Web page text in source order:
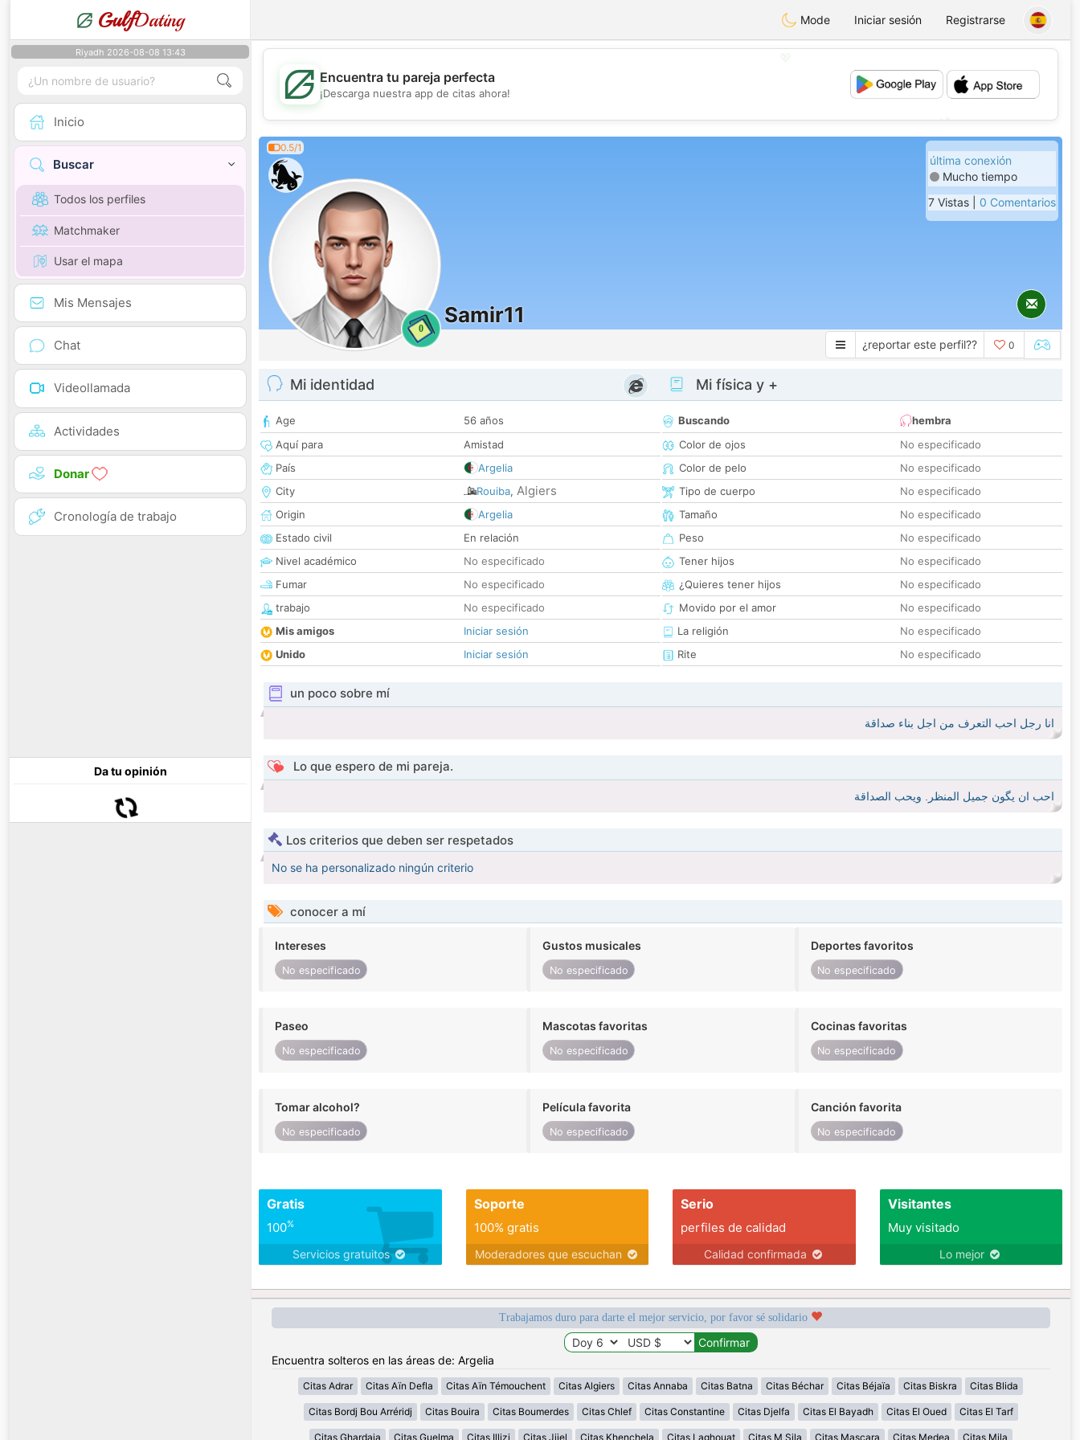
GulfDating Mode Iniciar sesión Registrarse
Riyadh 2026-08-08 13:43
Inicio
Buscar
Todos los perfiles
Matchmaker
Usar el mapa
Mis Mensajes
Chat
Videollamada
Actividades
Donar
Cronología de trabajo
Da tu opinión
💖
Encuentra tu pareja perfecta
¡Descarga nuestra app de citas ahora!
0.5/1
0
Samir11
última conexión
Mucho tiempo
7 Vistas | 0 Comentarios
¿reportar este perfil?? 0
Mi identidad
Age
56 años
Aquí para
Amistad
País
Argelia
City
Rouiba, Algiers
Origin
Argelia
Estado civil
En relación
Nivel académico
No especificado
Fumar
No especificado
trabajo
No especificado
Mis amigos
Iniciar sesión
Unido
Iniciar sesión
Mi física y +
Buscando
hembra
Color de ojos
No especificado
Color de pelo
No especificado
Tipo de cuerpo
No especificado
Tamaño
No especificado
Peso
No especificado
Tener hijos
No especificado
¿Quieres tener hijos
No especificado
Movido por el amor
No especificado
La religión
No especificado
Rite
No especificado
un poco sobre mí
انا رجل احب التعرف من اجل بناء صداقة
Lo que espero de mi pareja.
احب ان يگون جميل المنظر. ويحب الصداقة
Los criterios que deben ser respetados
No se ha personalizado ningún criterio
conocer a mí
Intereses
No especificado
Gustos musicales
No especificado
Deportes favoritos
No especificado
Paseo
No especificado
Mascotas favoritas
No especificado
Cocinas favoritas
No especificado
Tomar alcohol?
No especificado
Película favorita
No especificado
Canción favorita
No especificado
Gratis
100%
Servicios gratuitos
Soporte
100% gratis
Moderadores que escuchan
Serio
perfiles de calidad
Calidad confirmada
Visitantes
Muy visitado
Lo mejor
Trabajamos duro para darte el mejor servicio, por favor sé solidario
Encuentra solteros en las áreas de: Argelia
Citas Adrar Citas Aïn Defla Citas Aïn Témouchent Citas Algiers Citas Annaba Citas Batna Citas Béchar Citas Béjaïa Citas Biskra Citas Blida
Citas Bordj Bou Arréridj Citas Bouira Citas Boumerdes Citas Chlef Citas Constantine Citas Djelfa Citas El Bayadh Citas El Oued Citas El Tarf
Citas Ghardaia Citas Guelma Citas Illizi Citas Jijel Citas Khenchela Citas Laghouat Citas M Sila Citas Mascara Citas Medea Citas Mila